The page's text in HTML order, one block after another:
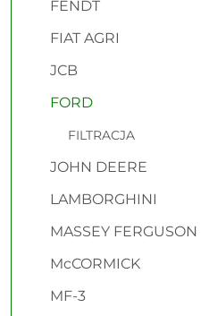
FENDT
FIAT AGRI
JCB
FORD
FILTRACJA
JOHN DEERE
LAMBORGHINI
MASSEY FERGUSON
McCORMICK
MF-3